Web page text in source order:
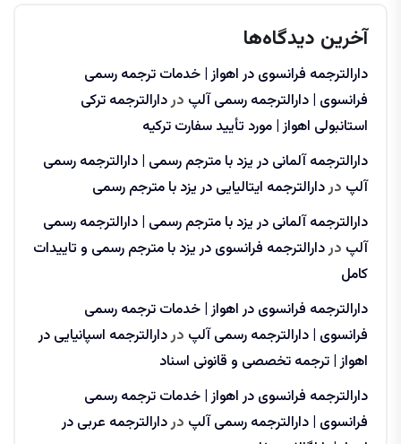
آخرین دیدگاه‌ها
دارالترجمه فرانسوی در اهواز | خدمات ترجمه رسمی
فرانسوی | دارالترجمه رسمی آلپ دردارالترجمه ترکی
استانبولی اهواز | مورد تأیید سفارت ترکیه
دارالترجمه آلمانی در یزد با مترجم رسمی | دارالترجمه رسمی
آلپ دردارالترجمه ایتالیایی در یزد با مترجم رسمی
دارالترجمه آلمانی در یزد با مترجم رسمی | دارالترجمه رسمی
آلپ دردارالترجمه فرانسوی در یزد با مترجم رسمی و تاییدات
کامل
دارالترجمه فرانسوی در اهواز | خدمات ترجمه رسمی
فرانسوی | دارالترجمه رسمی آلپ دردارالترجمه اسپانیایی در
اهواز | ترجمه تخصصی و قانونی اسناد
دارالترجمه فرانسوی در اهواز | خدمات ترجمه رسمی
فرانسوی | دارالترجمه رسمی آلپ دردارالترجمه عربی در